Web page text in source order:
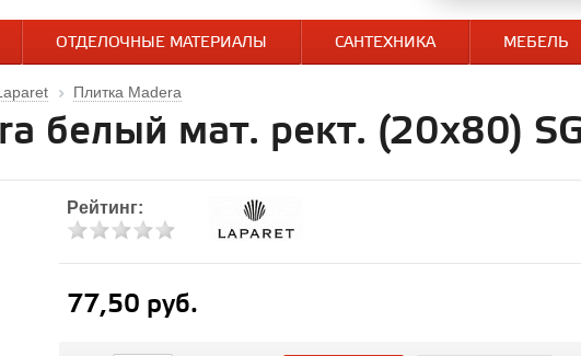
ОТДЕЛОЧНЫЕ МАТЕРИАЛЫ САНТЕХНИКА МЕБЕЛЬ
Плитка Madera
белый мат. рект. (20х80)
Рейтинг:
77,50 руб.